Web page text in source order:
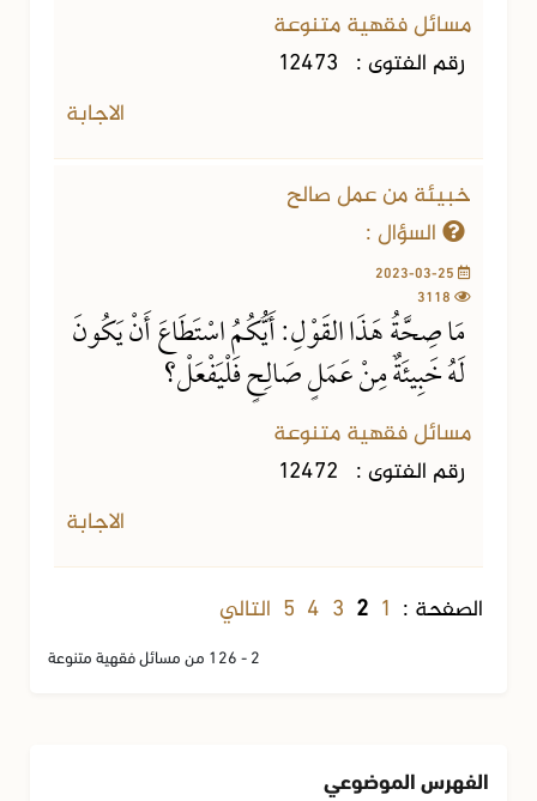
مسائل فقهية متنوعة
رقم الفتوى : 12473
الاجابة
خبيئة من عمل صالح
السؤال :
مَا صِحَّةُ هَذَا القَوْلِ: أَيُّكُمُ اسْتَطَاعَ أَنْ يَكُونَ
لَهُ خَبِيئَةٌ مِنْ عَمَلٍ صَالِحٍ فَلْيَفْعَلْ؟
مسائل فقهية متنوعة
رقم الفتوى : 12472
الاجابة
الصفحة : 1
2
3
4
5 التالي
2 - 126 من مسائل فقهية متنوعة
الفهرس الموضوعي